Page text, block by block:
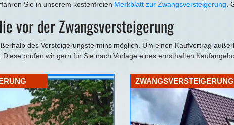
Sie in unserem kostenfreien Merkblatt zur Zwangsversteigerung .
vor der Zwangsversteigerung
des Versteigerungstermins möglich. Um einen Kaufvertrag
Diese prüfen wir gern für Sie nach Vorlage eines ernsthaften
ZWANGSVERSTEIGERUNG